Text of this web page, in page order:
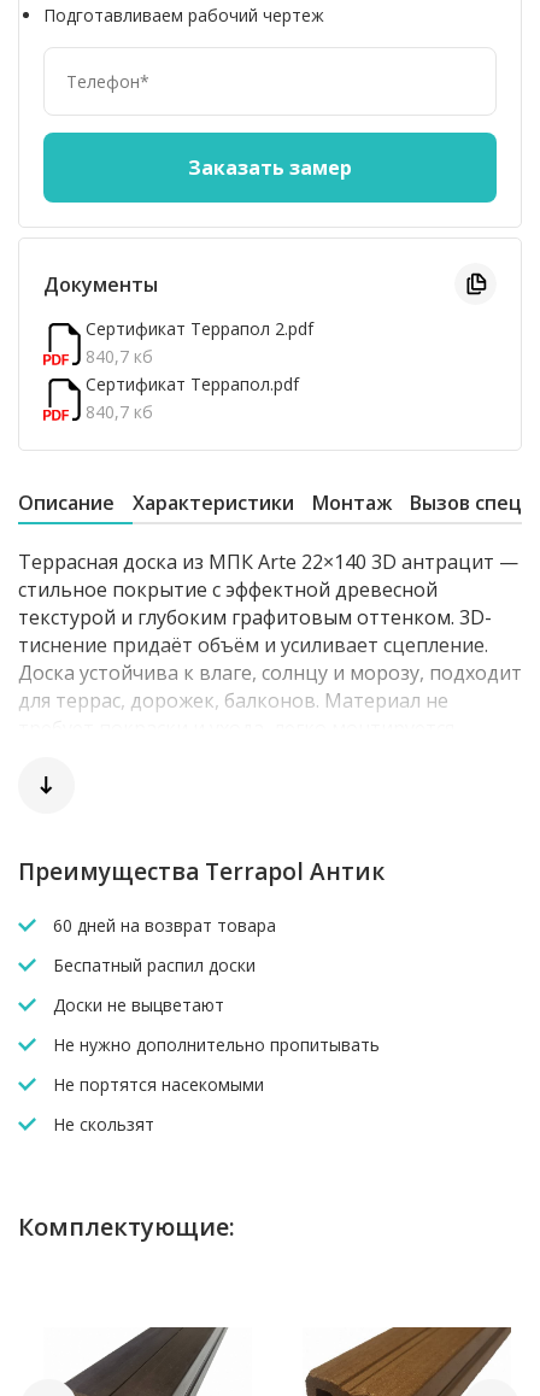
Подготавливаем рабочий чертеж
Документы
Сертификат Террапол 2.pdf
840,7 кб
Сертификат Террапол.pdf
840,7 кб
Описание Характеристики Монтаж Вызов
Террасная доска из МПК Arte 22×140 3D антрацит —
стильное покрытие с эффектной древесной
текстурой и глубоким графитовым оттенком. 3D-
тиснение придаёт объём и усиливает сцепление.
Доска устойчива к влаге, солнцу и морозу, подходит
для террас, дорожек, балконов. Материал не
бетоном в современных архитектурных решениях.
Преимущества Terrapol Антик
60 дней на возврат товара
Беспатный распил доски
Доски не выцветают
Не нужно дополнительно пропитывать
Не портятся насекомыми
Не скользят
Комплектующие: